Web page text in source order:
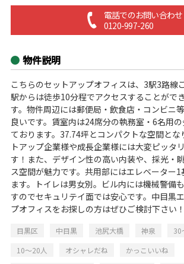
電話でのお問い合わせ
0120-997-260
物件説明
こちらのセットアップオフィスは、3駅3路線
駅からは徒歩10分程でアクセスすることがで
す。物件周辺には郵便局・飲食店・コンビニ
良いです。賃室内は24席分の執務室・6名用
ております。37.74坪とコンパクトな空間とな
トアップ企業様や成長企業様には大変ピッタ
す！また、デザイン性の高い内装や、採光・
ス空間が魅力です。共用部にはエレベーター1
ます。トイレは男女別。ビル内には機械警備
すのでセキュリテイ面では安心です。中目黒
プオフィスをお探しの方はぜひご検討下さい！
目黒区 中目黒 池尻大橋 神泉
30
10～20人
オシャレだね
かっこいいね